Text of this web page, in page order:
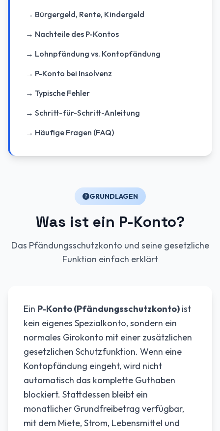
→ Bürgergeld, Rente, Kindergeld
→ Nachteile des P-Kontos
→ Lohnpfändung vs. Kontopfändung
→ P-Konto bei Insolvenz
→ Typische Fehler
→ Schritt-für-Schritt-Anleitung
→ Häufige Fragen (FAQ)
GRUNDLAGEN
Was ist ein P-Konto?
Das Pfändungsschutzkonto und seine gesetzliche
Funktion einfach erklärt
Ein P-Konto (Pfändungsschutzkonto) ist
kein eigenes Spezialkonto, sondern ein
normales Girokonto mit einer zusätzlichen
gesetzlichen Schutzfunktion. Wenn eine
Kontopfändung eingeht, wird nicht
automatisch das komplette Guthaben
blockiert. Stattdessen bleibt ein
monatlicher Grundfreibetrag verfügbar,
mit dem Miete, Strom, Lebensmittel und